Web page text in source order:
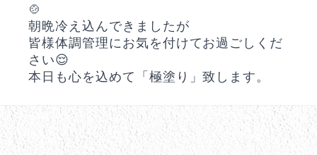
🍲
朝晩冷え込んできましたが
皆様体調管理にお気を付けてお過ごしくだ
さい😌
本日も心を込めて「極塗り」致します。